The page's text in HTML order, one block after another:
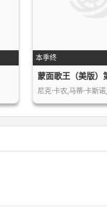
本季终
蒙面歌王（美版）
尼克·卡农,马蒂·卡斯